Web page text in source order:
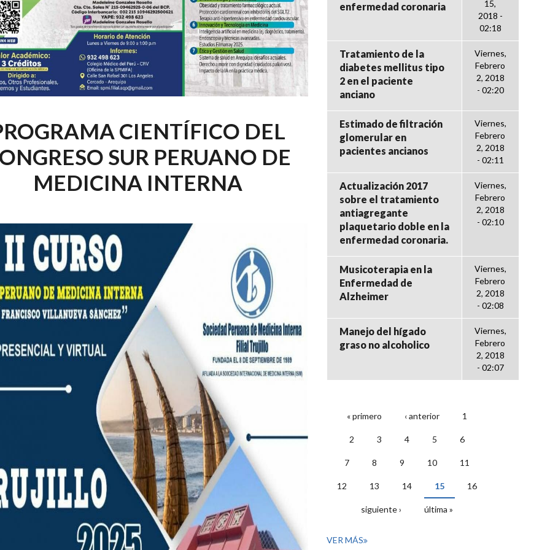
CIENTÍFICO DEL
SUR PERUANO DE
MEDICINA INTERNA
enfermedad coronaria
15,
2018 -
02:18
Tratamiento de la
diabetes mellitus tipo
2 en el paciente
anciano
Viernes,
Febrero
2, 2018
- 02:20
Estimado de filtración
glomerular en
pacientes ancianos
Viernes,
Febrero
2, 2018
- 02:11
Actualización 2017
sobre el tratamiento
antiagregante
plaquetario doble en la
enfermedad coronaria.
Viernes,
Febrero
2, 2018
- 02:10
Musicoterapia en la
Enfermedad de
Alzheimer
Viernes,
Febrero
2, 2018
- 02:08
Manejo del hígado
graso no alcoholico
Viernes,
Febrero
2, 2018
- 02:07
PÁGINAS
« primero ‹ anterior 1
2 3 4 5 6
7 8 9 10 11
12 13 14 15 16
siguiente › última »
VER MÁS